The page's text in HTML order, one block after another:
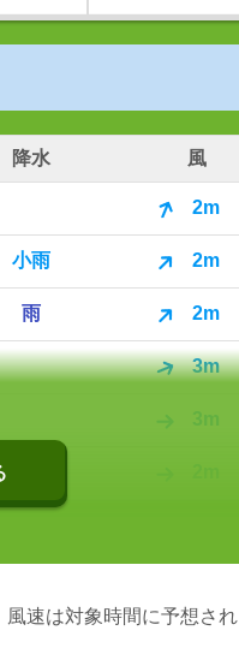
降水 風
2m
小雨 2m
雨 2m
3m
3m
速は対象時間に予想され